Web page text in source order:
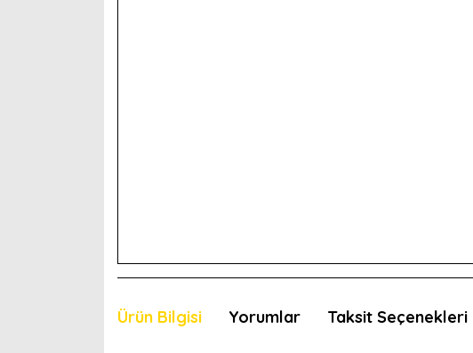
Ürün Bilgisi Yorumlar Taksit Seçenekleri